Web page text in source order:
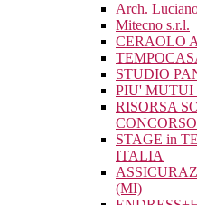
Arch.
Mitecno s.r.l.
CERAOLO
STUDIO
PIU' MUTUI
RISORSA
STAGE in
ITALIA
(MI)